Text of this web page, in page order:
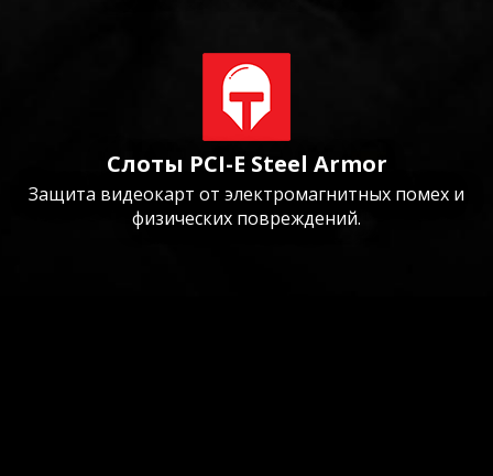
Слоты PCI-E Steel Armor
Защита видеокарт от электромагнитных помех и
физических повреждений.